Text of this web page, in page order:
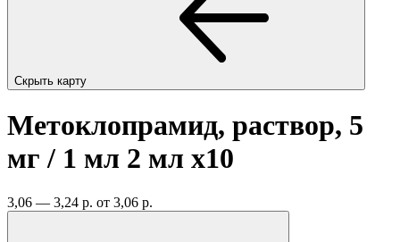
Скрыть карту
Метоклопрамид, раствор, 5
мг / 1 мл 2 мл x10
3,06 — 3,24 р. от 3,06 р.